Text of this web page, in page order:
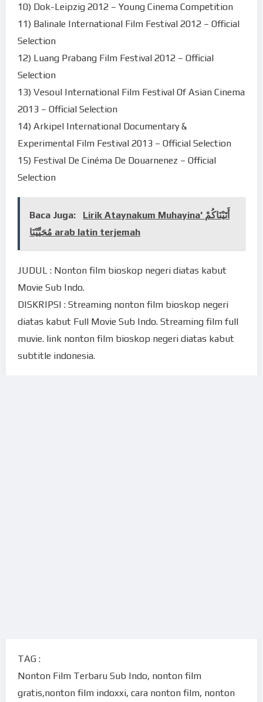
10) Dok-Leipzig 2012 – Young Cinema Competition
11) Balinale International Film Festival 2012 – Official
Selection
12) Luang Prabang Film Festival 2012 – Official
Selection
13) Vesoul International Film Festival Of Asian Cinema
2013 – Official Selection
14) Arkipel International Documentary &
Experimental Film Festival 2013 – Official Selection
15) Festival De Cinéma De Douarnenez – Official
Selection
Baca Juga:
Lirik Ataynakum Muhayina' أَتَيْنَاكُمْ
مُحَيِّيْنَا arab latin terjemah
JUDUL : Nonton film bioskop negeri diatas kabut
Movie Sub Indo.
DISKRIPSI : Streaming nonton film bioskop negeri
diatas kabut Full Movie Sub Indo. Streaming film full
muvie. link nonton film bioskop negeri diatas kabut
subtitle indonesia.
TAG :
Nonton Film Terbaru Sub Indo, nonton film
gratis,nonton film indoxxi, cara nonton film, nonton